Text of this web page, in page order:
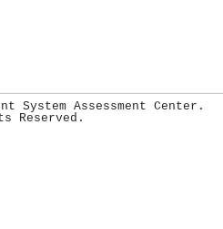
System Assessment Center.
Reserved.